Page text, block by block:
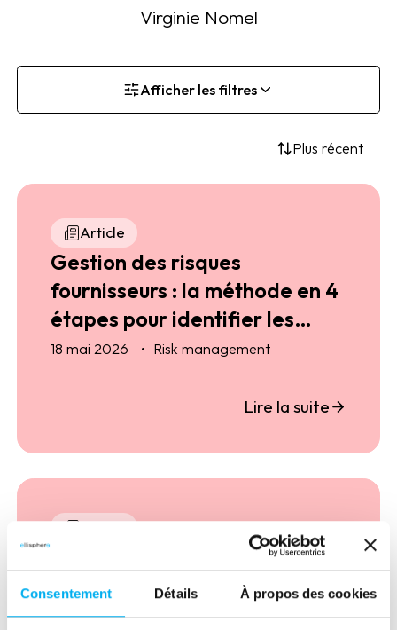
Consentement Détails À propos des cookies
Virginie Nomel
Afficher les filtres
Plus récent
Article
Gestion des risques
fournisseurs : la méthode en 4
étapes pour identifier les
fournisseurs à risque
18 mai 2026 Risk management
Lire la suite
GROUPE ADEQUAT : quand
ELLIPRO renforce la
réactivité et la maîtrise du